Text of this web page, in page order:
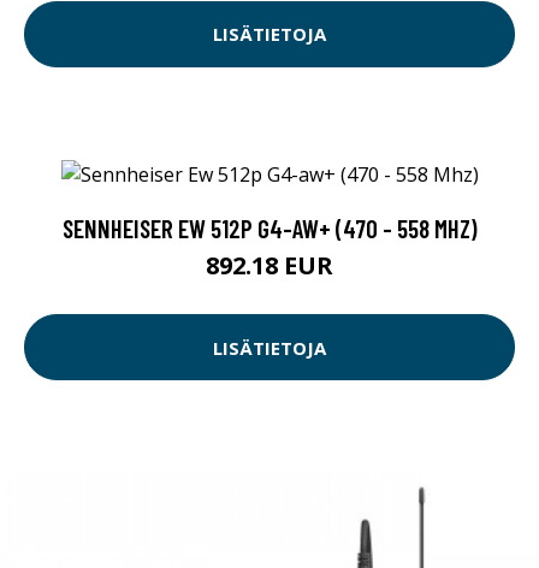
LISÄTIETOJA
SENNHEISER EW 512P G4-AW+ (470 - 558 MHZ)
892.18 EUR
LISÄTIETOJA